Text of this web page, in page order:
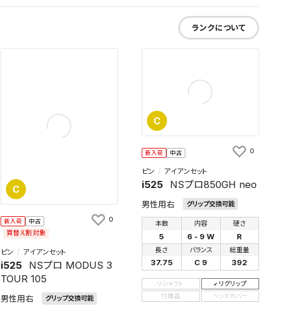
ランクについて
C
新入荷 中古
買替え割対象
ピン アイアンセット
i525
NSプロ MODUS 3
TOUR 105
男性用右 グリップ交換可能
0
C
新入荷 中古
ピン アイアンセット
i525 NSプロ850GH neo
男性用右 グリップ交換可能
本数
5
内容
6 - 9 W
硬さ
R
長さ
37.75
バランス
C 9
総重量
392
リシャフト
リグリップ
付属品
ヘッドカバー
0